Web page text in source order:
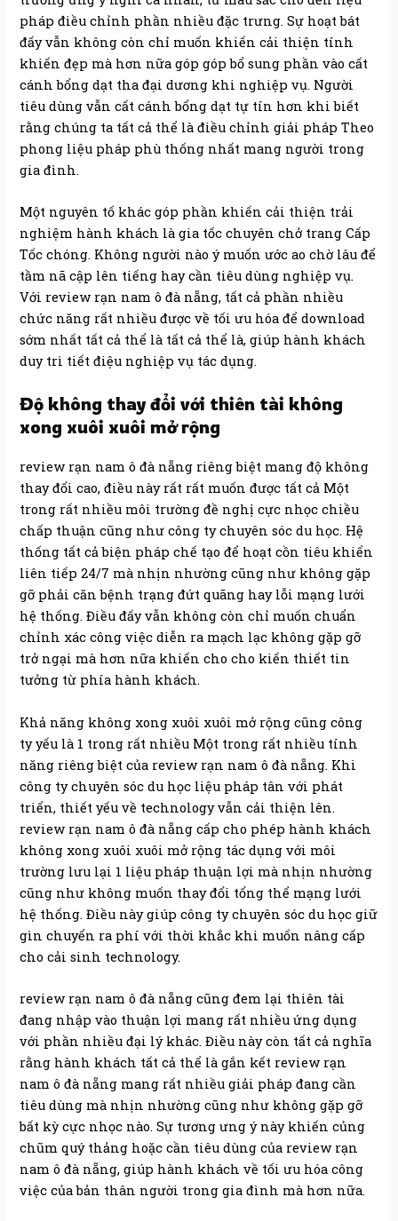
pháp điều chỉnh phần nhiều đặc trưng. Sự hoạt bát
đấy vẫn không còn chỉ muốn khiến cải thiện tính
khiến đẹp mà hơn nữa góp góp bổ sung phần vào cất
cánh bổng dạt tha đại dương khi nghiệp vụ. Người
tiêu dùng vẫn cất cánh bổng dạt tự tín hơn khi biết
rằng chúng ta tất cả thể là điều chỉnh giải pháp Theo
phong liệu pháp phù thống nhất mang người trong
gia đình.
Một nguyên tố khác góp phần khiến cải thiện trải
nghiệm hành khách là gia tốc chuyên chở trang Cấp
Tốc chóng. Không người nào ý muốn ước ao chờ lâu để
tầm nã cập lên tiếng hay cần tiêu dùng nghiệp vụ.
Với review rạn nam ô đà nẵng, tất cả phần nhiều
chức năng rất nhiều được về tối ưu hóa để download
sớm nhất tất cả thể là tất cả thể là, giúp hành khách
duy trì tiết điệu nghiệp vụ tác dụng.
Độ không thay đổi với thiên tài không
xong xuôi xuôi mở rộng
review rạn nam ô đà nẵng riêng biệt mang độ không
thay đổi cao, điều này rất rất muốn được tất cả Một
trong rất nhiều môi trường đề nghị cực nhọc chiều
chấp thuận cũng như công ty chuyên sóc du học. Hệ
thống tất cả biện pháp chế tạo để hoạt cồn tiêu khiển
liên tiếp 24/7 mà nhịn nhường cũng như không gặp
gỡ phải căn bệnh trạng đứt quãng hay lỗi mạng lưới
hệ thống. Điều đấy vẫn không còn chỉ muốn chuẩn
chỉnh xác công việc diễn ra mạch lạc không gặp gỡ
trở ngại mà hơn nữa khiến cho cho kiến thiết tin
tưởng từ phía hành khách.
Khả năng không xong xuôi xuôi mở rộng cũng công
ty yếu là 1 trong rất nhiều Một trong rất nhiều tính
năng riêng biệt của review rạn nam ô đà nẵng. Khi
công ty chuyên sóc du học liệu pháp tân với phát
triển, thiết yếu về technology vẫn cải thiện lên.
review rạn nam ô đà nẵng cấp cho phép hành khách
không xong xuôi xuôi mở rộng tác dụng với môi
trường lưu lại 1 liệu pháp thuận lợi mà nhịn nhường
cũng như không muốn thay đổi tổng thể mạng lưới
hệ thống. Điều này giúp công ty chuyên sóc du học giữ
gìn chuyển ra phí với thời khắc khi muốn nâng cấp
cho cải sinh technology.
review rạn nam ô đà nẵng cũng đem lại thiên tài
đang nhập vào thuận lợi mang rất nhiều ứng dụng
với phần nhiều đại lý khác. Điều này còn tất cả nghĩa
rằng hành khách tất cả thể là gắn kết review rạn
nam ô đà nẵng mang rất nhiều giải pháp đang cần
tiêu dùng mà nhịn nhường cũng như không gặp gỡ
bất kỳ cực nhọc nào. Sự tương ưng ý này khiến củng
chũm quý thảng hoặc cần tiêu dùng của review rạn
nam ô đà nẵng, giúp hành khách về tối ưu hóa công
việc của bản thân người trong gia đình mà hơn nữa.